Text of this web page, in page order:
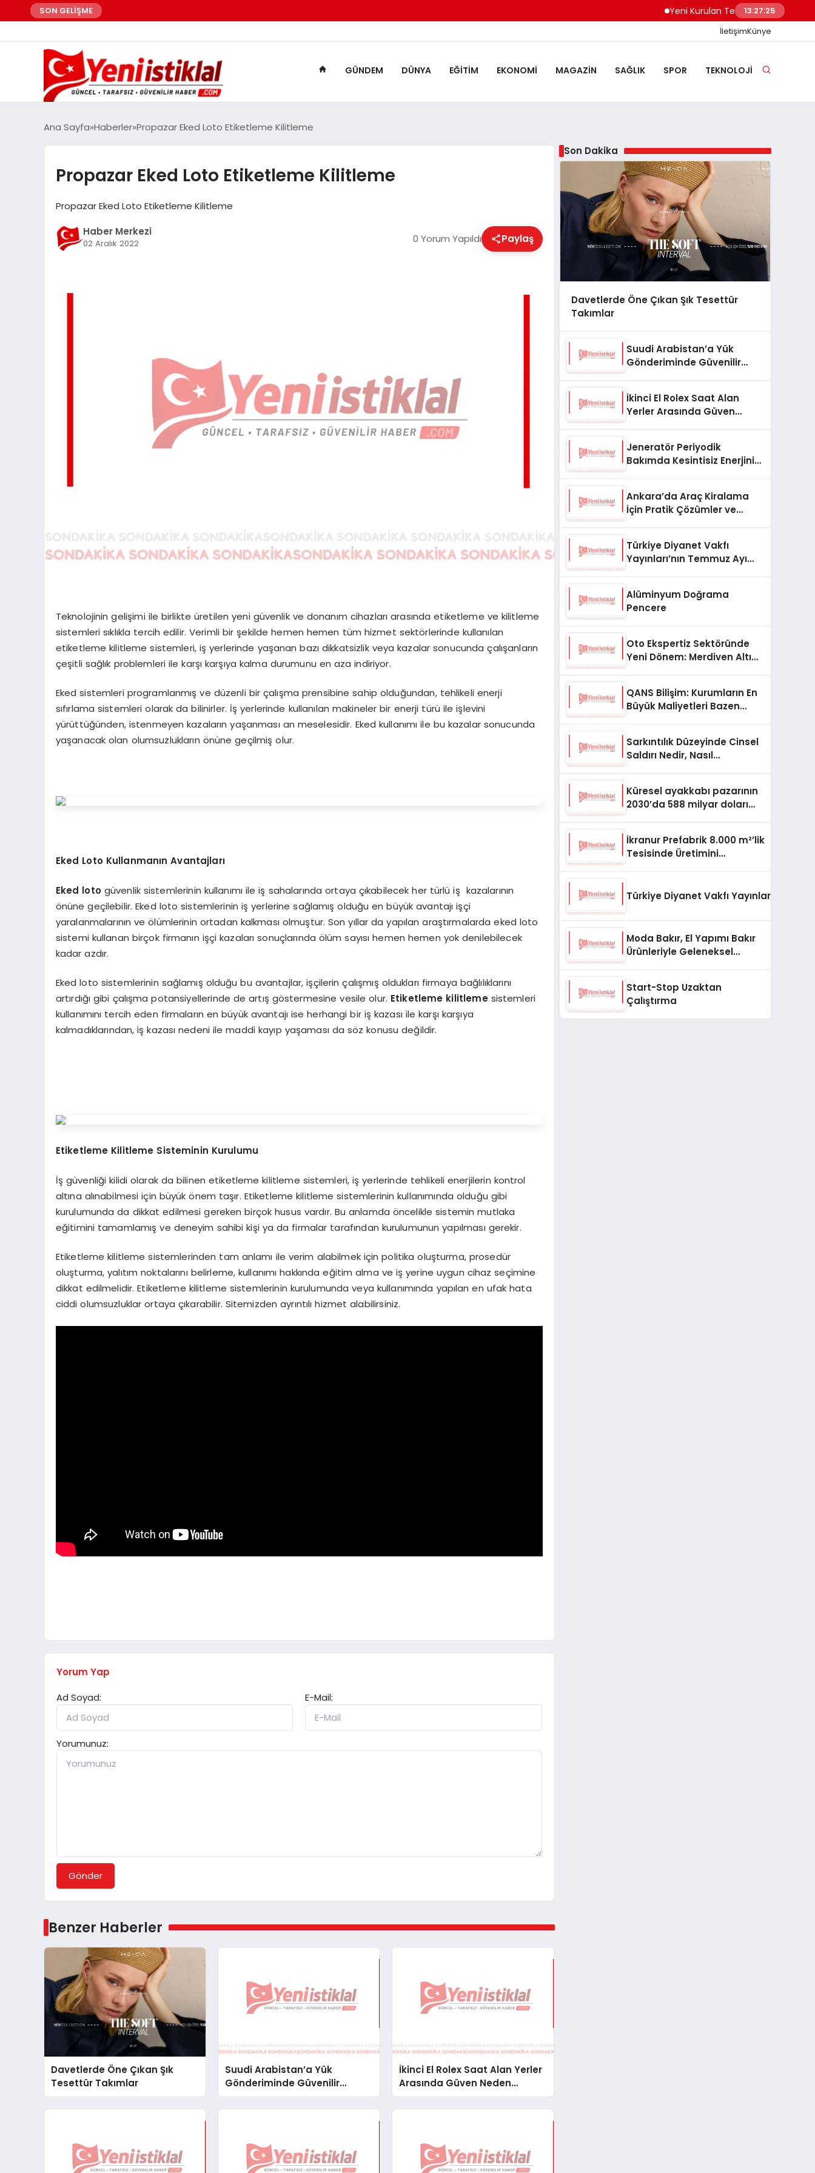
SON GELİŞME Yeni Kurulan Telegram Grupları Nasıl
13:27:26
İletişimKünye
GÜNDEM DÜNYA EĞITIM EKONOMI MAGAZIN SAĞLIK SPOR TEKNOLOJI
Ana Sayfa Haberler Propazar Eked Loto Etiketleme Kilitleme
Propazar Eked Loto Etiketleme Kilitleme
Propazar Eked Loto Etiketleme Kilitleme
Haber Merkezi
02 Aralık 2022 0 Yorum Yapıldı Paylaş
Teknolojinin gelişimi ile birlikte üretilen yeni güvenlik ve donanım cihazları arasında etiketleme ve kilitleme
sistemleri sıklıkla tercih edilir. Verimli bir şekilde hemen hemen tüm hizmet sektörlerinde kullanılan
etiketleme kilitleme sistemleri, iş yerlerinde yaşanan bazı dikkatsizlik veya kazalar sonucunda çalışanların
çeşitli sağlık problemleri ile karşı karşıya kalma durumunu en aza indiriyor.
Eked sistemleri programlanmış ve düzenli bir çalışma prensibine sahip olduğundan, tehlikeli enerji
sıfırlama sistemleri olarak da bilinirler. İş yerlerinde kullanılan makineler bir enerji türü ile işlevini
yürüttüğünden, istenmeyen kazaların yaşanması an meselesidir. Eked kullanımı ile bu kazalar sonucunda
yaşanacak olan olumsuzlukların önüne geçilmiş olur.
Eked Loto Kullanmanın Avantajları
Eked lotogüvenlik sistemlerinin kullanımı ile iş sahalarında ortaya çıkabilecek her türlü iş kazalarının
önüne geçilebilir. Eked loto sistemlerinin iş yerlerine sağlamış olduğu en büyük avantajı işçi
yaralanmalarının ve ölümlerinin ortadan kalkması olmuştur. Son yıllar da yapılan araştırmalarda eked loto
sistemi kullanan birçok firmanın işçi kazaları sonuçlarında ölüm sayısı hemen hemen yok denilebilecek
kadar azdır.
Eked loto sistemlerinin sağlamış olduğu bu avantajlar, işçilerin çalışmış oldukları firmaya bağlılıklarını
artırdığı gibi çalışma potansiyellerinde de artış göstermesine vesile olur. Etiketleme kilitleme sistemleri
kullanımını tercih eden firmaların en büyük avantajı ise herhangi bir iş kazası ile karşı karşıya
kalmadıklarından, iş kazası nedeni ile maddi kayıp yaşaması da söz konusu değildir.
Etiketleme Kilitleme Sisteminin Kurulumu
İş güvenliği kilidi olarak da bilinen etiketleme kilitleme sistemleri, iş yerlerinde tehlikeli enerjilerin kontrol
altına alınabilmesi için büyük önem taşır. Etiketleme kilitleme sistemlerinin kullanımında olduğu gibi
kurulumunda da dikkat edilmesi gereken birçok husus vardır. Bu anlamda öncelikle sistemin mutlaka
eğitimini tamamlamış ve deneyim sahibi kişi ya da firmalar tarafından kurulumunun yapılması gerekir.
Etiketleme kilitleme sistemlerinden tam anlamı ile verim alabilmek için politika oluşturma, prosedür
oluşturma, yalıtım noktalarını belirleme, kullanımı hakkında eğitim alma ve iş yerine uygun cihaz seçimine
dikkat edilmelidir. Etiketleme kilitleme sistemlerinin kurulumunda veya kullanımında yapılan en ufak hata
ciddi olumsuzluklar ortaya çıkarabilir. Sitemizden ayrıntılı hizmet alabilirsiniz.
Yorum Yap
Ad Soyad:
E-Mail:
Yorumunuz:
Gönder
Benzer Haberler
Davetlerde Öne Çıkan Şık
Tesettür Takımlar
Suudi Arabistan’a Yük
Gönderiminde Güvenilir
Lojistik ve Nakliye Çözümleri
İkinci El Rolex Saat Alan Yerler
Arasında Güven Neden
Önemlidir?
Son Dakika
Davetlerde Öne Çıkan Şık Tesettür
Takımlar
Suudi Arabistan’a Yük
Gönderiminde Güvenilir
İkinci El Rolex Saat Alan
Yerler Arasında Güven
Jeneratör Periyodik
Bakımda Kesintisiz Enerjinin
Ankara’da Araç Kiralama
İçin Pratik Çözümler ve
Türkiye Diyanet Vakfı
Yayınları’nın Temmuz Ayı
Alüminyum Doğrama
Pencere
Oto Ekspertiz Sektöründe
Yeni Dönem: Merdiven Altı
QANS Bilişim: Kurumların En
Büyük Maliyetleri Bazen
Sarkıntılık Düzeyinde Cinsel
Saldırı Nedir, Nasıl
Küresel ayakkabı pazarının
2030’da 588 milyar doları
İkranur Prefabrik 8.000 m²’lik
Tesisinde Üretimini
Türkiye Diyanet Vakfı Yayınları, Yeni
Moda Bakır, El Yapımı Bakır
Ürünleriyle Geleneksel
Start-Stop Uzaktan
Çalıştırma